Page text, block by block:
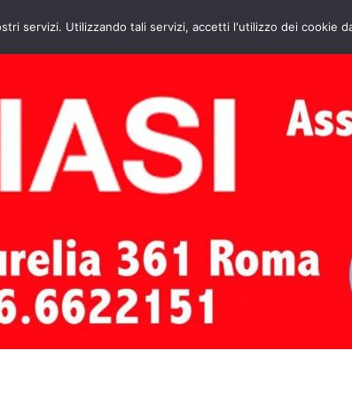
HOME CONTATTI
servizi. Utilizzando tali servizi, accetti l'utilizzo dei cookie